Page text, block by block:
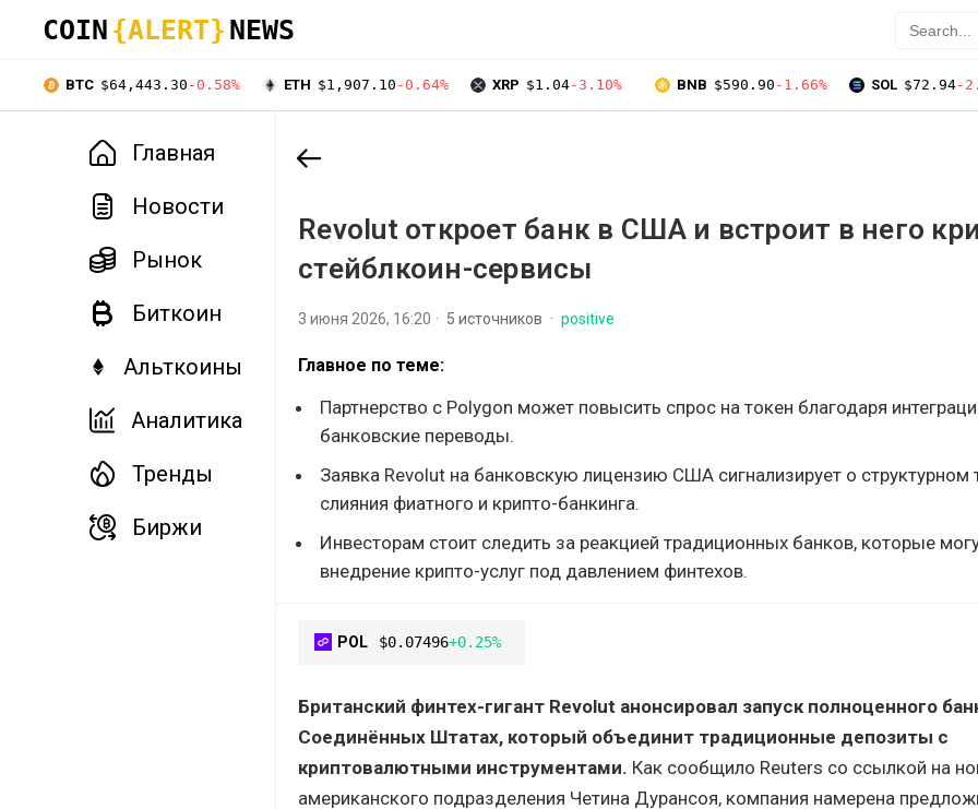
COIN {ALERT} NEWS
BTC $64,443.30 -0.58% ETH $1,907.10 -0.64% XRP $1.04-3.10% BNB $590.90 -1.66% SOL $72.94-
Главная
Новости
Рынок
Биткоин
Альткоины
Аналитика
Тренды
Биржи
Revolut откроет банк в США и встроит в него
стейблкоин-сервисы
3 июня 2026, 16:20 5 источников positive
Главное по теме:
Партнерство с Polygon может повысить спрос на токен благодаря
банковские переводы.
Заявка Revolut на банковскую лицензию США сигнализирует о структурном
слияния фиатного и крипто-банкинга.
Инвесторам стоит следить за реакцией традиционных банков, которые
внедрение крипто-услуг под давлением финтехов.
POL $0.07496+0.25%
Британский финтех-гигант Revolut анонсировал запуск полноценного
Соединённых Штатах, который объединит традиционные депозиты с
криптовалютными инструментами. Как сообщило Reuters со ссылкой на
американского подразделения Четина Дурансоя, компания намерена